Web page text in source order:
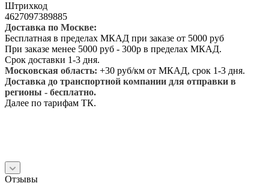
Штрихкод
4627097389885
Доставка по Москве:
Бесплатная в пределах МКАД при заказе от 5000 руб
При заказе менее 5000 руб - 300р в пределах МКАД.
Срок доставки 1-3 дня.
Московская область: +30 руб/км от МКАД, срок 1-3 дня.
Доставка до транспортной компании для отправки в
регионы - бесплатно.
Далее по тарифам ТК.
Отзывы